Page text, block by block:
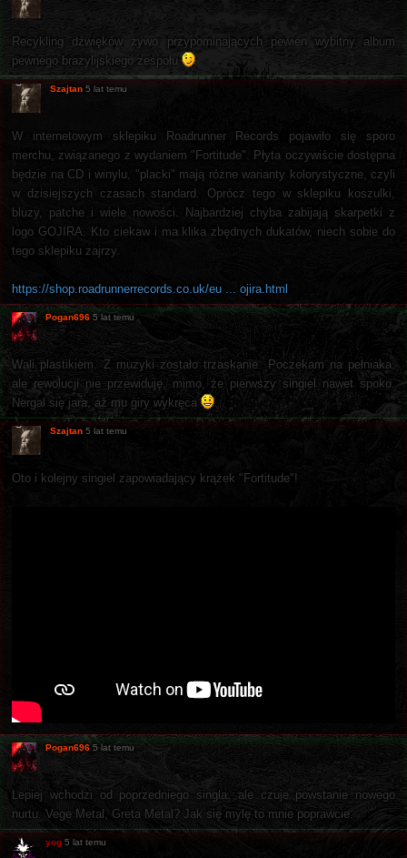
Recykling dźwięków żywo przypominających pewien wybitny album
pewnego brazylijskiego zespołu
Szajtan 5 lat temu
W internetowym sklepiku Roadrunner Records pojawiło się sporo
merchu, związanego z wydaniem "Fortitude". Płyta oczywiście dostępna
będzie na CD i winylu, "placki" mają różne warianty kolorystyczne, czyli
w dzisiejszych czasach standard. Oprócz tego w sklepiku koszulki,
bluzy, patche i wiele nowości. Najbardziej chyba zabijają skarpetki z
logo GOJIRA. Kto ciekaw i ma klika zbędnych dukatów, niech sobie do
tego sklepiku zajrzy.
https://shop.roadrunnerrecords.co.uk/eu ... ojira.html
Pogan696 5 lat temu
Wali plastikiem. Z muzyki zostało trzaskanie. Poczekam na pełniaka,
ale rewolucji nie przewiduję, mimo, że pierwszy singiel nawet spoko.
Nergal się jara, aż mu giry wykręca
.
Szajtan 5 lat temu
Oto i kolejny singiel zapowiadający krążek "Fortitude"!
Pogan696 5 lat temu
Lepiej wchodzi od poprzedniego singla, ale czuje powstanie nowego
nurtu. Vege Metal, Greta Metal? Jak się mylę to mnie poprawcie.
yog 5 lat temu